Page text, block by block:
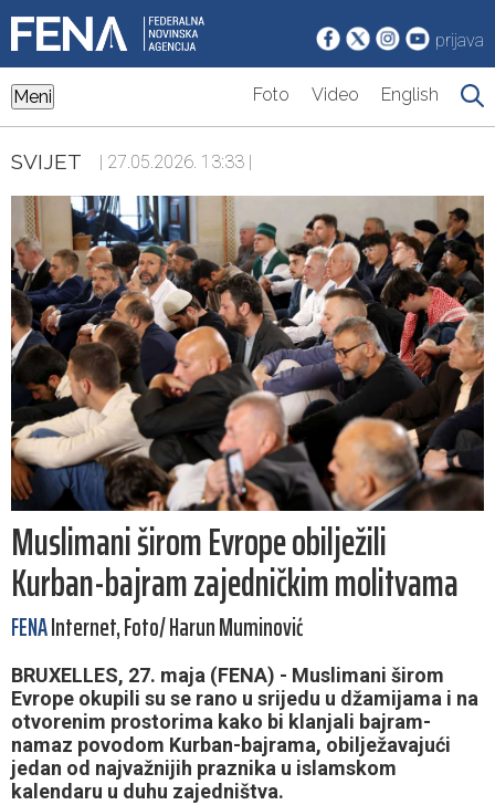
prijava
Meni Foto Video English
SVIJET | 27.05.2026. 13:33 |
Muslimani širom Evrope obilježili
Kurban-bajram zajedničkim molitvama
FENAInternet, Foto/ Harun Muminović
BRUXELLES, 27. maja (FENA) - Muslimani širom
Evrope okupili su se rano u srijedu u džamijama i na
otvorenim prostorima kako bi klanjali bajram-
namaz povodom Kurban-bajrama, obilježavajući
jedan od najvažnijih praznika u islamskom
kalendaru u duhu zajedništva.